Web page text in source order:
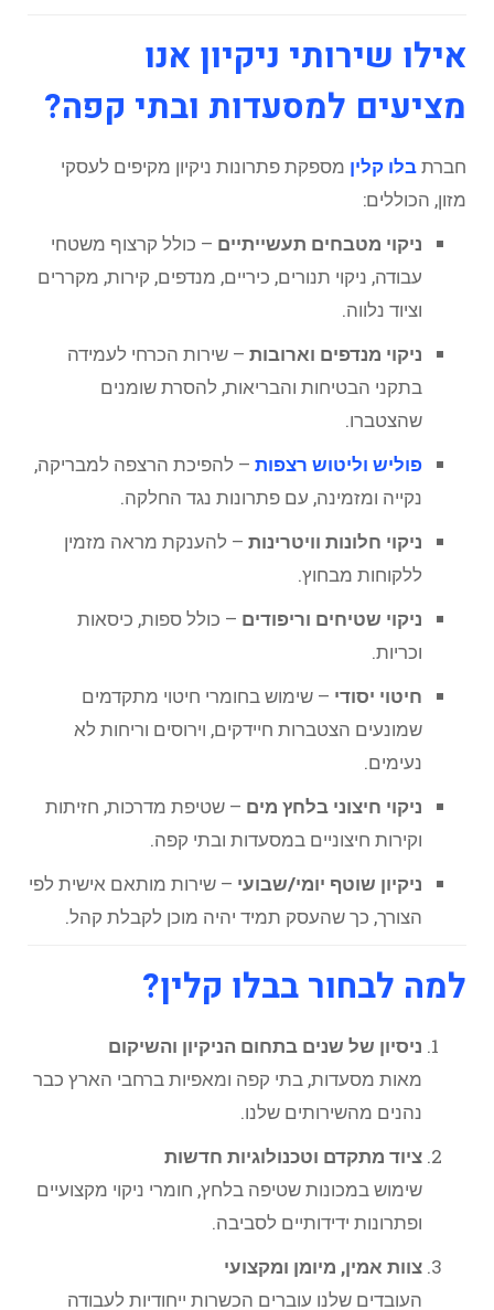
אילו שירותי ניקיון אנו
מציעים למסעדות ובתי קפה?
חברתבלו קלין מספקת פתרונות ניקיון מקיפים לעסקי
מזון, הכוללים:
ניקוי מטבחים תעשייתיים – כולל קרצוף משטחי
עבודה, ניקוי תנורים, כיריים, מנדפים, קירות, מקררים
וציוד נלווה.
ניקוי מנדפים וארובות – שירות הכרחי לעמידה
בתקני הבטיחות והבריאות, להסרת שומנים
שהצטברו.
פוליש וליטוש רצפות – להפיכת הרצפה למבריקה,
נקייה ומזמינה, עם פתרונות נגד החלקה.
ניקוי חלונות וויטרינות – להענקת מראה מזמין
ללקוחות מבחוץ.
ניקוי שטיחים וריפודים – כולל ספות, כיסאות
וכריות.
חיטוי יסודי – שימוש בחומרי חיטוי מתקדמים
שמונעים הצטברות חיידקים, וירוסים וריחות לא
נעימים.
ניקוי חיצוני בלחץ מים – שטיפת מדרכות, חזיתות
וקירות חיצוניים במסעדות ובתי קפה.
ניקיון שוטף יומי/שבועי – שירות מותאם אישית לפי
הצורך, כך שהעסק תמיד יהיה מוכן לקבלת קהל.
למה לבחור בבלו קלין?
ניסיון של שנים בתחום הניקיון והשיקום
מאות מסעדות, בתי קפה ומאפיות ברחבי הארץ כבר
נהנים מהשירותים שלנו.
ציוד מתקדם וטכנולוגיות חדשות
שימוש במכונות שטיפה בלחץ, חומרי ניקוי מקצועיים
ופתרונות ידידותיים לסביבה.
צוות אמין, מיומן ומקצועי
העובדים שלנו עוברים הכשרות ייחודיות לעבודה